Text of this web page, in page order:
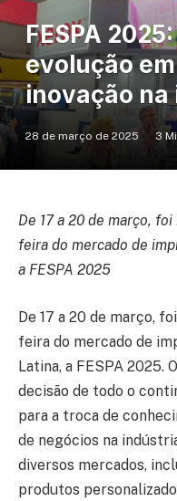
FESPA
evolução
inovação
28 de março de 2025 3
De 17 a 20 de março,
feira do mercado de
a FESPA 2025
De 17 a 20 de março,
feira do mercado de
Latina, a FESPA 2025.
decisão de todo o
para a troca de
de negócios na
diversos mercados,
produtos